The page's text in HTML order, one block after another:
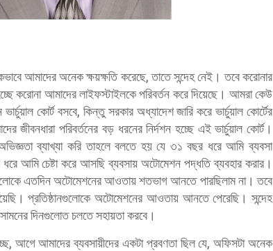
আমাদের অনেক ক্ষয়ক্ষতি করেছে, তাতে সন্দেহ নেই। তবে করোনার
করোনা আমাদের লাইফস্টাইলকে পরিবর্তন করে দিয়েছে। আমরা কেউ
কোর্ট বসবে, কিন্তু সরকার অধ্যাদেশ জারি করে ভার্চুয়াল কোর্টের
জীবনধারা পরিবর্তনের বড় ধরনের নির্দশন হচ্ছে এই ভার্চুয়াল কোর্ট।
ব্যাখ্যা করি তাহলে বলতে হয় যে ৩১ বছর ধরে আমি ব্যবসা
আমি চেষ্টা করে আসছি ব্যবসায় অটোমেশন পদ্ধতি ব্যবহার করার।
এতদিন অটোমেশনের আওতায় শতভাগ আনতে পারছিলাম না। তবে
প্রতিষ্ঠানগুলোকে অটোমেশনের আওতায় আনতে পেরেছি। সন্দেহ
দিনগুলোত চলতে সহায়তা করবে।
আগে আমাদের ব্যবসায়ীদের একটা প্রবণতা ছিল যে, অফিসটা অনেক